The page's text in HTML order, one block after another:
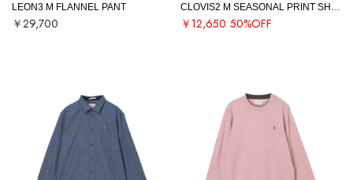
LEON3 M FLANNEL PANT
￥29,700 ￥12,650 50%OFF